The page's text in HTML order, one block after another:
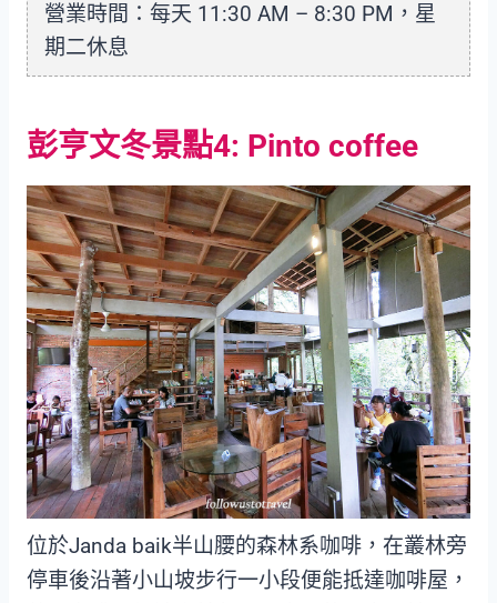
營業時間：每天 11:30 AM – 8:30 PM，星
期二休息
彭亨文冬景點4: Pinto coffee
位於Janda baik半山腰的森林系咖啡，在叢林旁
停車後沿著小山坡步行一小段便能抵達咖啡屋，